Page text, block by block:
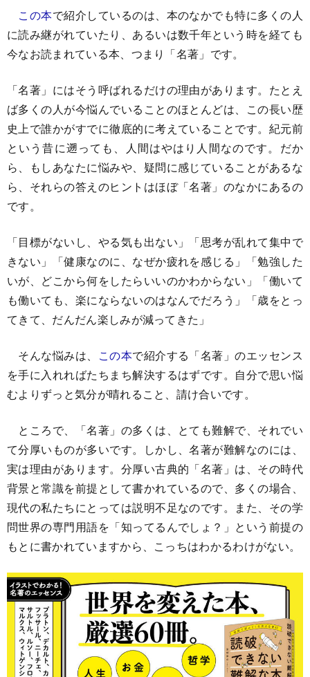
この本で紹介しているのは、本のなかでも特に多くの人
に読み継がれていたり、あるいは数千年という時を経ても
今なお読まれている本、つまり「名著」です。
「名著」にはそう呼ばれるだけの理由があります。たとえ
ば多くの人が今悩んでいることのほとんどは、この長い歴
史上で誰かがすでに徹底的に考えていることです。紀元前
という昔に遡っても、人間はやはり人間なのです。だか
ら、もしあなたに悩みや、疑問に感じていることがあるな
ら、それらの答えのヒントはほぼ「名著」のなかにあるの
です。
「目標がないし、やる気も出ない」「思考が乱れて集中で
きない」「健康なのに、なぜか疲れを感じる」「勉強した
いが、どこから何をしたらいいのかわからない」「働いて
も働いても、楽にならないのはなんでだろう」「歳をとっ
てきて、だんだん楽しみが減ってきた」
そんな悩みは、 この本で紹介する「名著」のエッセンス
を手に入れればたちまち解決するはずです。自分で思い悩
むよりずっと気分が晴れること、請け合いです。
ところで、「名著」の多くは、とても難解で、それでい
て分厚いものが多いです。しかし、名著が難解なのには、
実は理由があります。分厚い古典的「名著」は、その時代
背景と常識を前提として書かれているので、多くの場合、
現代の私たちにとっては説明不足なのです。また、その学
問世界の専門用語を「知ってるんでしょ？」という前提の
もとに書かれていますから、こっちはわかるわけがない。